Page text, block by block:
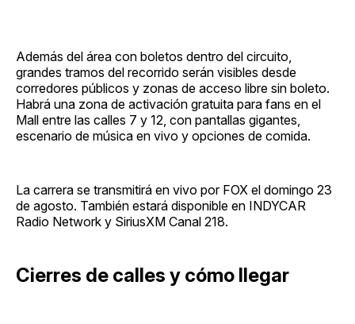
Además del área con boletos dentro del circuito,
grandes tramos del recorrido serán visibles desde
corredores públicos y zonas de acceso libre sin boleto.
Habrá una zona de activación gratuita para fans en el
Mall entre las calles 7 y 12, con pantallas gigantes,
escenario de música en vivo y opciones de comida.
La carrera se transmitirá en vivo por FOX el domingo 23
de agosto. También estará disponible en INDYCAR
Radio Network y SiriusXM Canal 218.
Cierres de calles y cómo llegar